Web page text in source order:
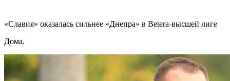
«Славия» оказалась сильнее «Днепра» в Betera-высшей лиге
Дома.